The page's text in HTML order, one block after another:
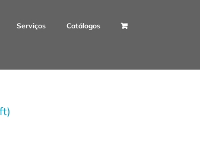
Serviços Catálogos